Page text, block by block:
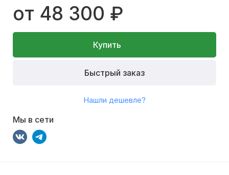
от 48 300 ₽
Купить
Быстрый заказ
Нашли дешевле?
Мы в сети